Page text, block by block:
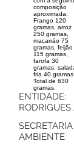
composição
aproximada:
Frango 120
gramas, arroz
250 gramas,
macarrão 75
gramas, feijão
115 gramas,
farofa 30
gramas,
fria 40 gramas.
Total de 630
gramas.
RODRIGUES
AMBIENTE